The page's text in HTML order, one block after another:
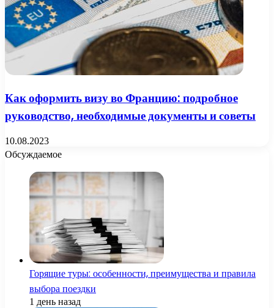
Как оформить визу во Францию: подробное
руководство, необходимые документы и советы
10.08.2023
Обсуждаемое
Горящие туры: особенности, преимущества и правила
выбора поездки
1 день назад